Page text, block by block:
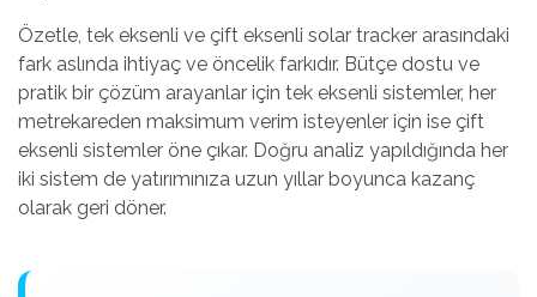
Özetle, tek eksenli ve çift eksenli solar tracker arasındaki
fark aslında ihtiyaç ve öncelik farkıdır. Bütçe dostu ve
pratik bir çözüm arayanlar için tek eksenli sistemler, her
metrekareden maksimum verim isteyenler için ise çift
eksenli sistemler öne çıkar. Doğru analiz yapıldığında her
iki sistem de yatırımınıza uzun yıllar boyunca kazanç
olarak geri döner.